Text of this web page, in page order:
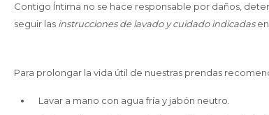
Contigo Íntima no se hace responsable por daños,
seguir las instrucciones de lavado y cuidado indicadas
Para prolongar la vida útil de nuestras prendas
Lavar a mano con agua fría y jabón neutro.